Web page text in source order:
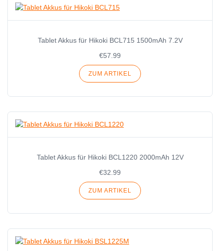
Tablet Akkus für Hikoki BCL715 1500mAh 7.2V
€57.99
ZUM ARTIKEL
Tablet Akkus für Hikoki BCL1220 2000mAh 12V
€32.99
ZUM ARTIKEL